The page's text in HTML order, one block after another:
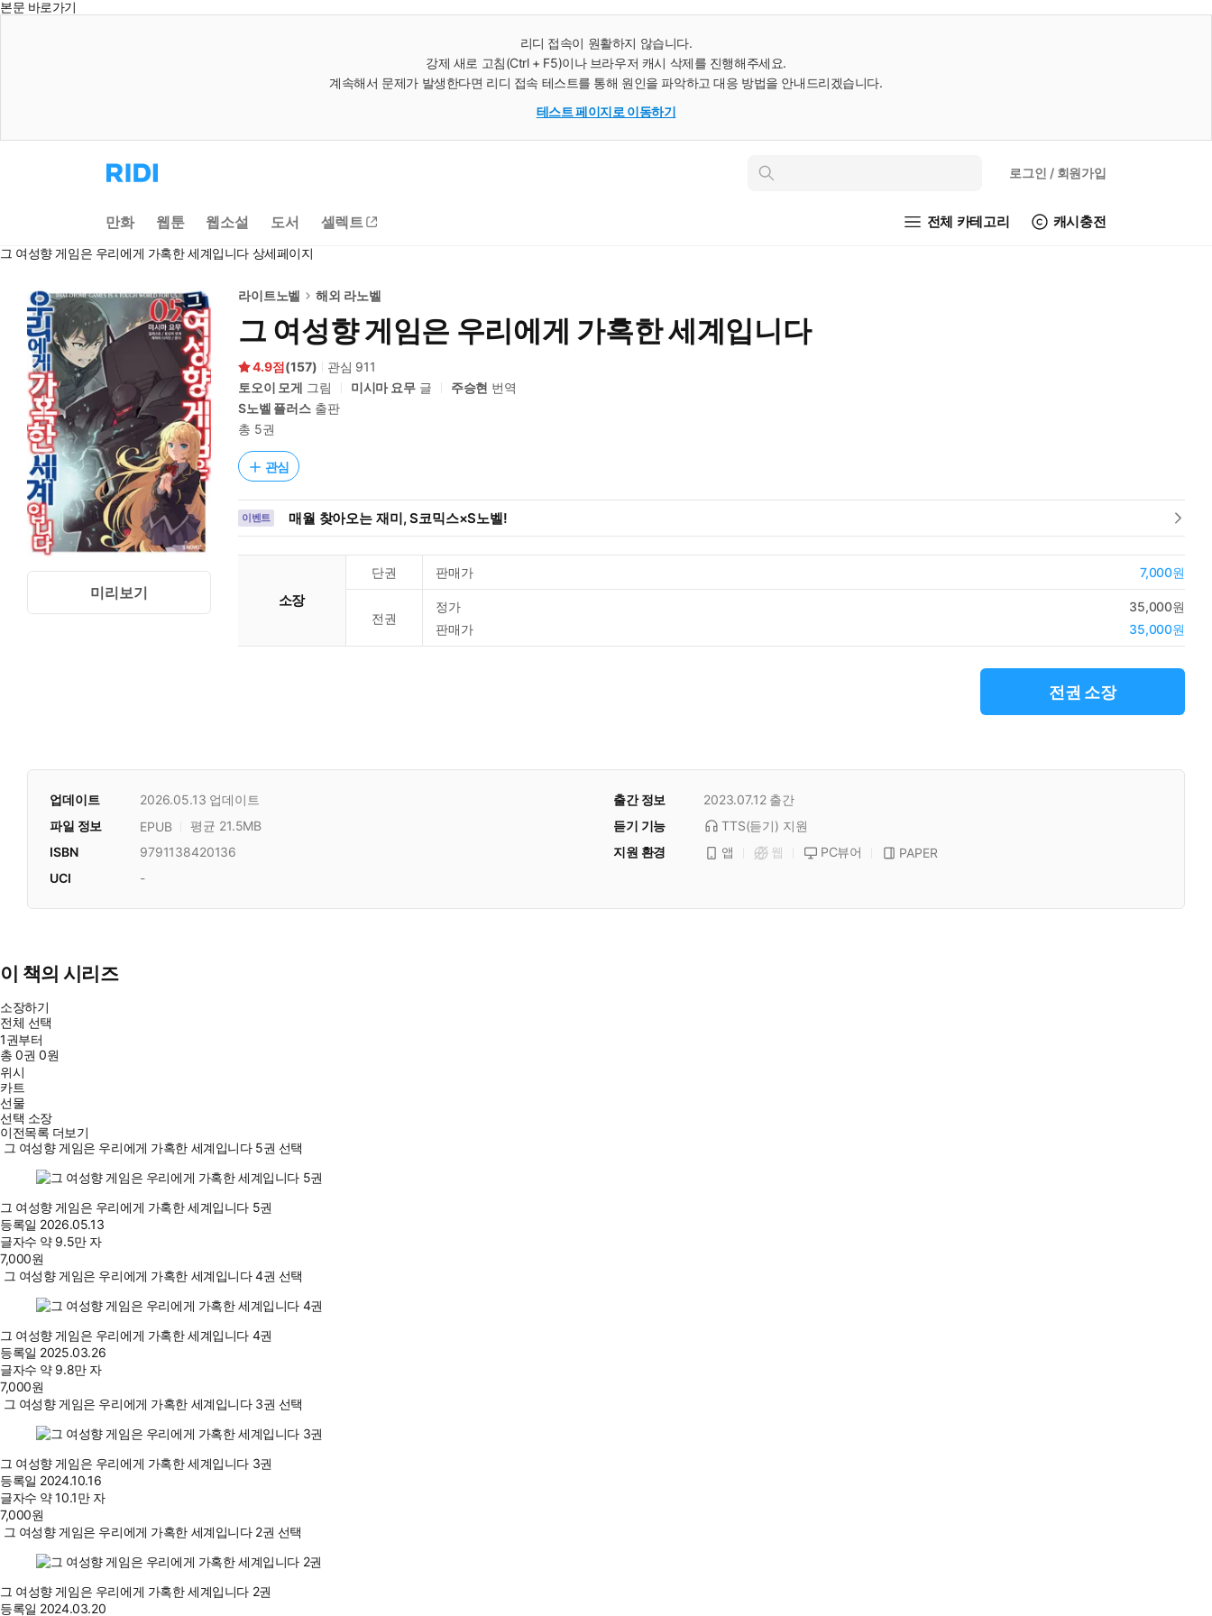
본문 바로가기
리디 접속이 원활하지 않습니다.
강제 새로 고침(Ctrl + F5)이나 브라우저 캐시 삭제를 진행해주세요.
계속해서 문제가 발생한다면 리디 접속 테스트를 통해 원인을 파악하고 대응 방법을 안내드리겠습니다.
테스트 페이지로 이동하기
리
디
으
로
동
인
로그인 / 회원가입
만화 웹툰 웹소설 도서 셀렉트 전체 카테고리 캐시충전
그 여성향 게임은 우리에게 가혹한 세계입니다 상세페이지
미리보기
라이트노벨 해외 라노벨
그 여성향 게임은 우리에게 가혹한 세계입니다
4.9 (157) 관심 911
토오이 모게 그림 미시마 요무글 주승현 번역
S노벨 플러스 출판
총 5권
관심
이벤트 매월 찾아오는 재미, S코믹스×S노벨!
소장
단권 판매가 7,000원
전권
정가
35,000원
판매가
35,000원
전권 소장
업데이트 2026.05.13 업데이트 출간 정보 2023.07.12 출간
듣기 기능
TTS(듣기) 지원
파일 정보 EPUB
평균 21.5MB
지원 환경
앱 웹 PC뷰어 PAPER
ISBN
9791138420136
UCI
-
이 책의 시리즈
소장하기
전체 선택
1권부터
총0권 0원
위시
카트
선물
선택 소장
이전목록 더보기
그 여성향 게임은 우리에게 가혹한 세계입니다 5권 선택
그 여성향 게임은 우리에게 가혹한 세계입니다 5권
등록일 2026.05.13
글자수 약 9.5만 자
7,000원
그 여성향 게임은 우리에게 가혹한 세계입니다 4권 선택
그 여성향 게임은 우리에게 가혹한 세계입니다 4권
등록일 2025.03.26
글자수 약 9.8만 자
7,000원
그 여성향 게임은 우리에게 가혹한 세계입니다 3권 선택
그 여성향 게임은 우리에게 가혹한 세계입니다 3권
등록일 2024.10.16
글자수 약 10.1만 자
7,000원
그 여성향 게임은 우리에게 가혹한 세계입니다 2권 선택
그 여성향 게임은 우리에게 가혹한 세계입니다 2권
등록일 2024.03.20